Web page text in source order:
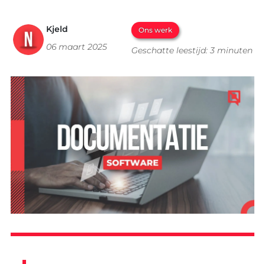
Kjeld
06 maart 2025
Ons werk
Geschatte leestijd: 3 minuten